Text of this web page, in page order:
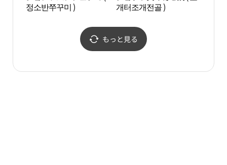
정소반쭈꾸미 )
개터조개전골 )
もっと見る